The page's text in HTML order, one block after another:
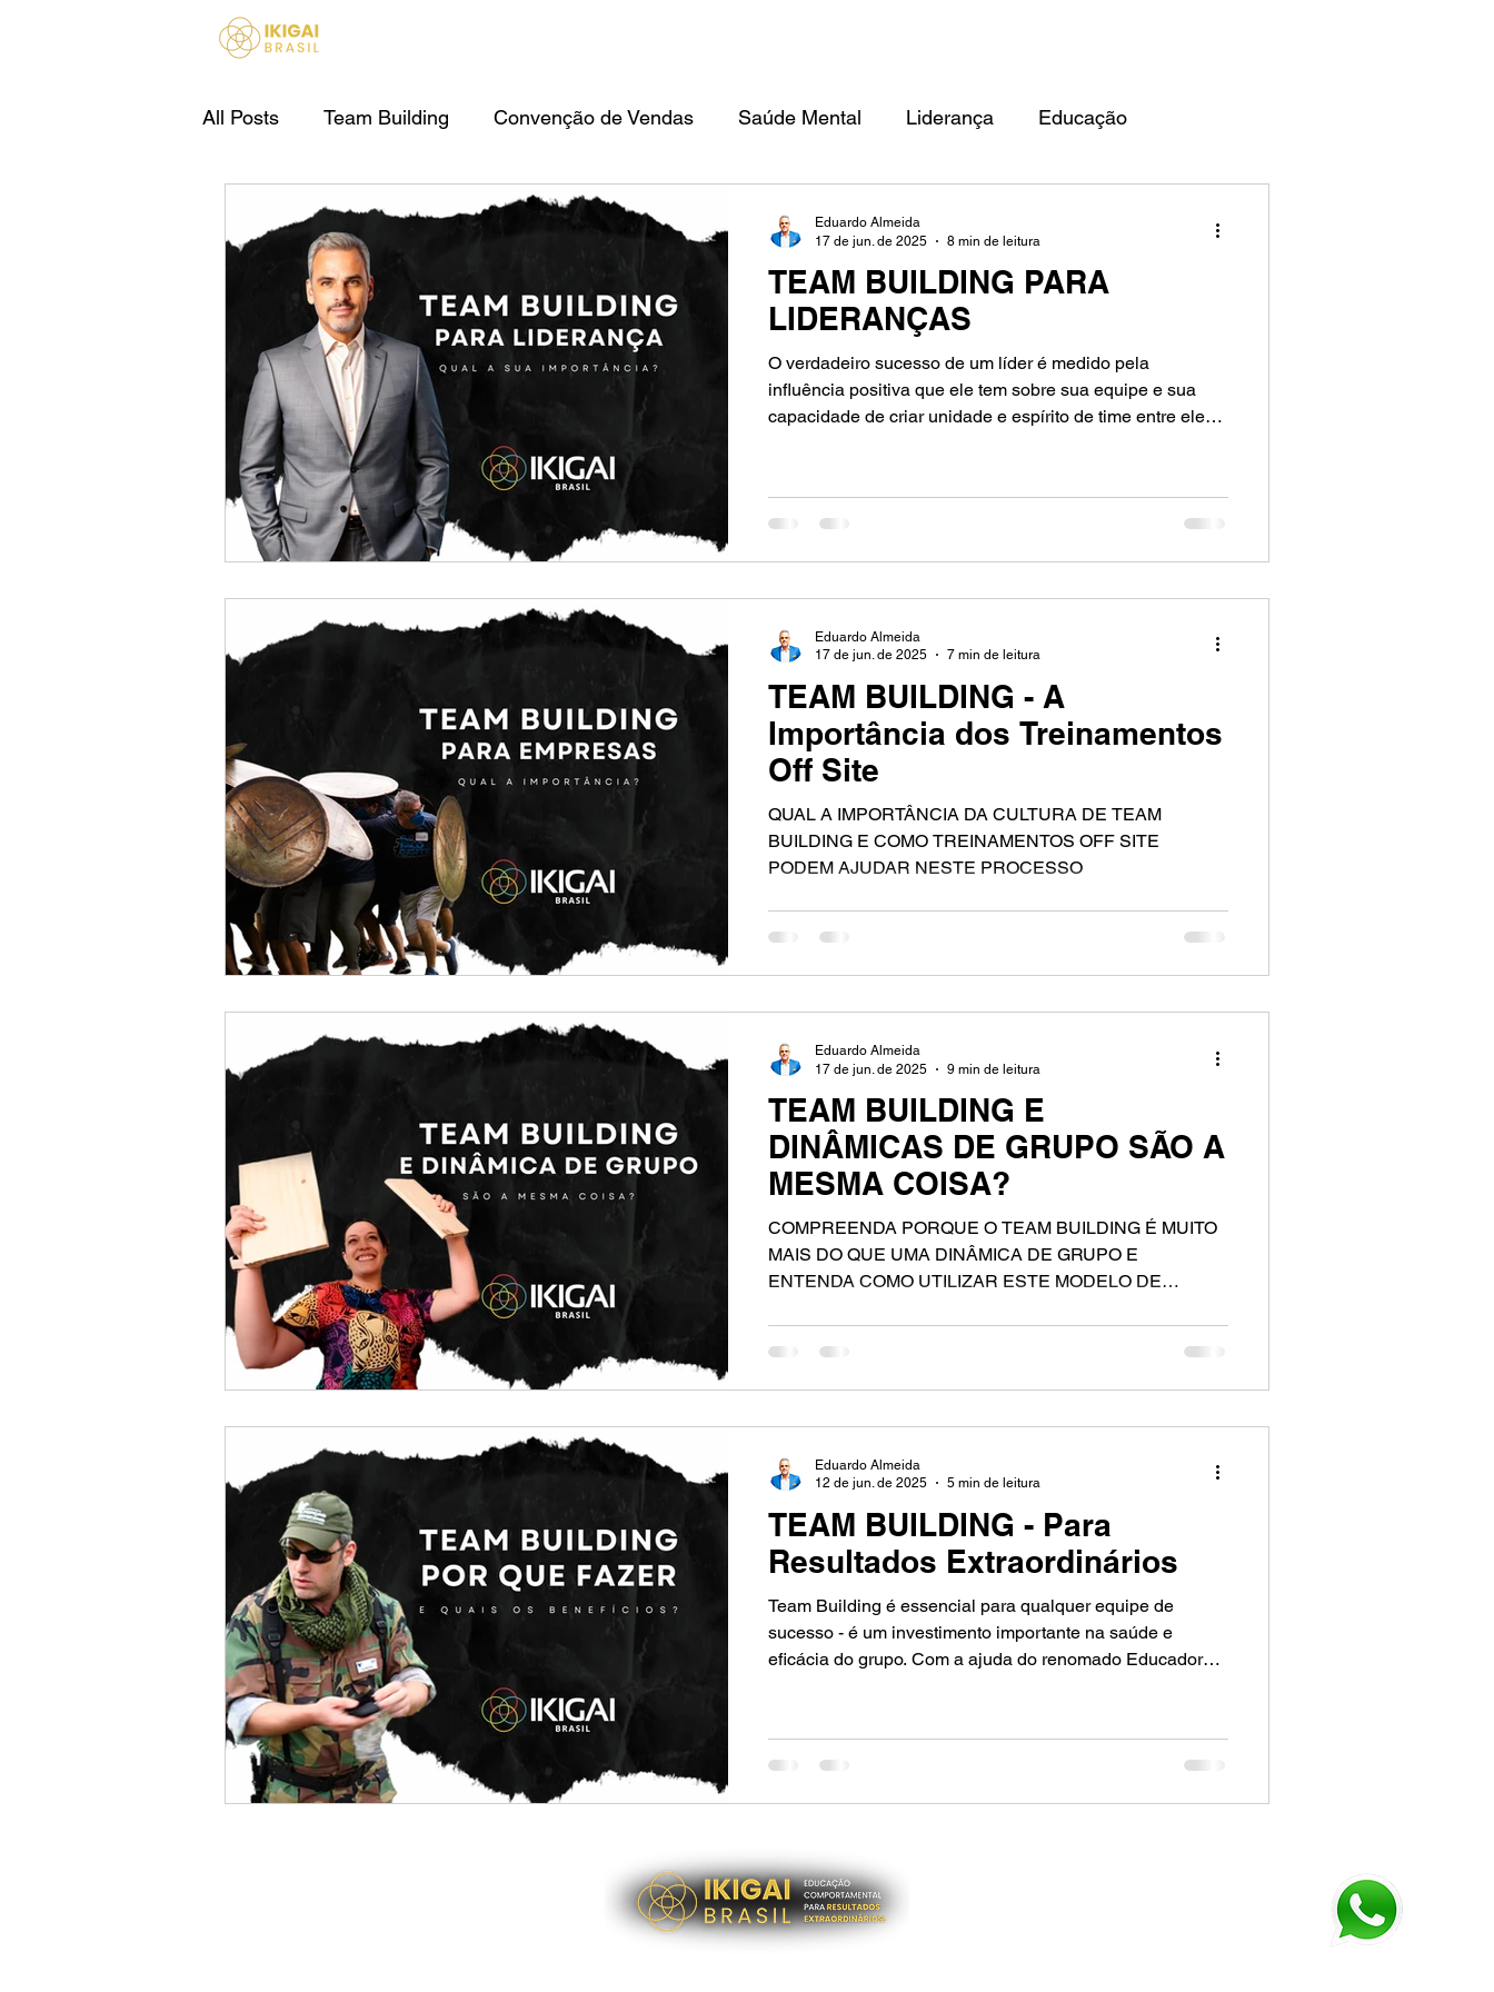
All Posts Team Building Convenção de Vendas Saúde Mental Liderança Educação
IA Para Empresas
TEAM BUILDING PARA
LIDERANÇAS
O verdadeiro sucesso de um líder é medido pela
influência positiva que ele tem sobre sua equipe e sua
capacidade de criar unidade e espírito de time entre eles.
compartilhados.
Eduardo Almeida
17 de jun. de 2025
8 min de leitura
TEAM BUILDING - A
Importância dos Treinamentos
Off Site
QUAL A IMPORTÂNCIA DA CULTURA DE TEAM
BUILDING E COMO TREINAMENTOS OFF SITE
PODEM AJUDAR NESTE PROCESSO
Eduardo Almeida
17 de jun. de 2025
7 min de leitura
TEAM BUILDING E
DINÂMICAS DE GRUPO SÃO A
MESMA COISA?
COMPREENDA PORQUE O TEAM BUILDING É MUITO
MAIS DO QUE UMA DINÂMICA DE GRUPO E
ENTENDA COMO UTILIZAR ESTE MODELO DE
Eduardo Almeida
17 de jun. de 2025
9 min de leitura
TEAM BUILDING - Para
Resultados Extraordinários
Team Building é essencial para qualquer equipe de
sucesso - é um investimento importante na saúde e
eficácia do grupo. Com a ajuda do renomado Educador
vamos explorar melhor essa prática e seus benefícios
através de uma entrevista informativa e esclarecedora
Eduardo Almeida
12 de jun. de 2025
5 min de leitura